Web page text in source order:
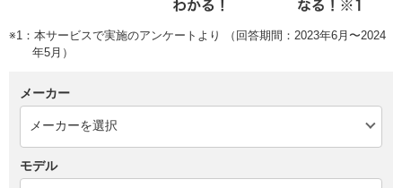
※1：本サービスで実施のアンケートより （回答期間：2023年6月〜2024
年5月）
メーカー
モデル